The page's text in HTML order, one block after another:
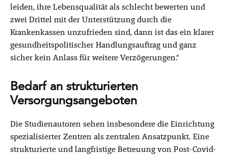
leiden, ihre Lebensqualität als schlecht bewerten und
zwei Drittel mit der Unterstützung durch die
Krankenkassen unzufrieden sind, dann ist das ein klarer
gesundheitspolitischer Handlungsauftrag und ganz
sicher kein Anlass für weitere Verzögerungen.“
Bedarf an strukturierten
Versorgungsangeboten
Die Studienautoren sehen insbesondere die Einrichtung
spezialisierter Zentren als zentralen Ansatzpunkt. Eine
strukturierte und langfristige Betreuung von Post-Covid-